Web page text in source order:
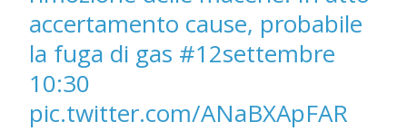
accertamento cause, probabile
la fuga di gas #12settembre
10:30
pic.twitter.com/ANaBXApFAR